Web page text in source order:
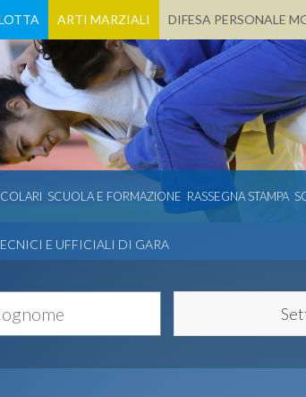
ARTI MARZIALI DIFESA PERSONALE
SCUOLA E FORMAZIONE RASSEGNA STAMPA
E UFFICIALI DI GARA